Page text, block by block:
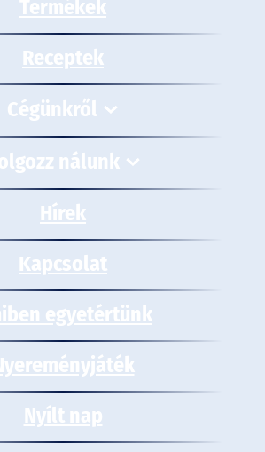
Termékek
Receptek
Cégünkről
nálunk
Hírek
Kapcsolat
egyetértünk
Nyílt nap